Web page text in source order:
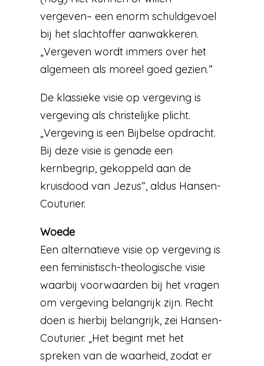
vergeven– een enorm schuldgevoel
bij het slachtoffer aanwakkeren.
„Vergeven wordt immers over het
algemeen als moreel goed gezien.”
De klassieke visie op vergeving is
vergeving als christelijke plicht.
„Vergeving is een Bijbelse opdracht.
Bij deze visie is genade een
kernbegrip, gekoppeld aan de
kruisdood van Jezus”, aldus Hansen-
Couturier.
Woede
Een alternatieve visie op vergeving is
een feministisch-theologische visie
waarbij voorwaarden bij het vragen
om vergeving belangrijk zijn. Recht
doen is hierbij belangrijk, zei Hansen-
Couturier. „Het begint met het
spreken van de waarheid, zodat er